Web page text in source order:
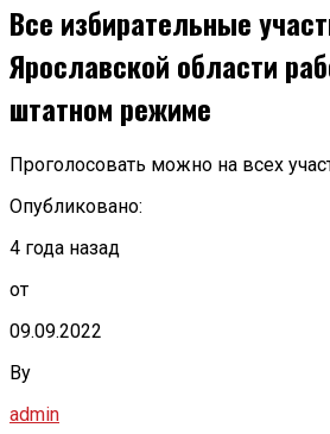
Все избирательные
Ярославской области
штатном режиме
Проголосовать можно на всех
Опубликовано:
4 года назад
от
09.09.2022
By
admin